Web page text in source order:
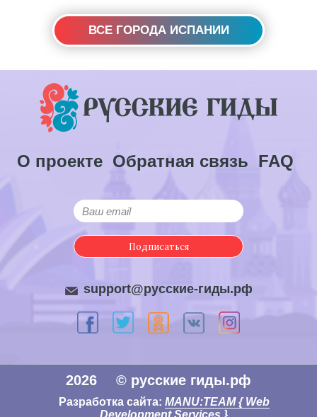
ВСЕ ГОРОДА ИСПАНИИ
О проекте Обратная связь FAQ
Подписаться
support@русские-гиды.рф
Разработка сайта: MANU:TEAM { Web
2026 © русские гиды.рф